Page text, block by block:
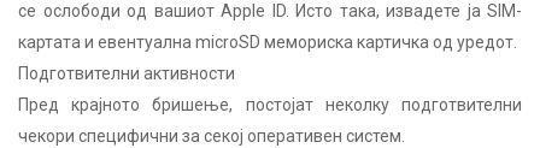
се ослободи од вашиот Apple ID. Исто така, извадете ја SIM-
картата и евентуална microSD мемориска картичка од уредот.
Подготвителни активности
Пред крајното бришење, постојат неколку подготвителни
чекори специфични за секој оперативен систем.